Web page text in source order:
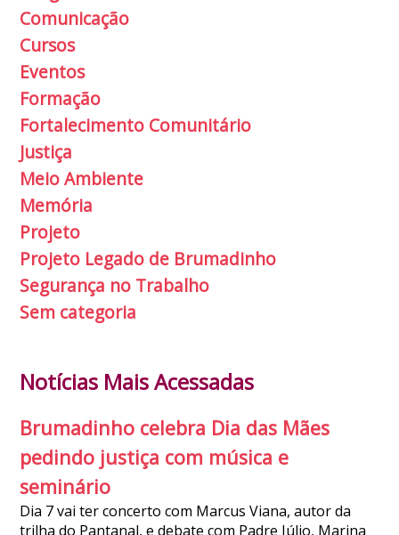
Comunicação
Cursos
Eventos
Formação
Fortalecimento Comunitário
Justiça
Meio Ambiente
Memória
Projeto
Projeto Legado de Brumadinho
Segurança no Trabalho
Sem categoria
Notícias Mais Acessadas
Brumadinho celebra Dia das Mães
pedindo justiça com música e
seminário
Dia 7 vai ter concerto com Marcus Viana, autor da
trilha do Pantanal, e debate com Padre Júlio, Marina